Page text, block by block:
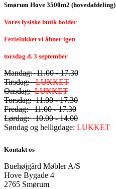
Smørum Hove 3500m2 (hovedafdeling)
Vores fysiske butik holder
Ferielukket vi åbner igen
torsdag d. 3 september
Mandag: 11.00 - 17.30
Tirsdag:LUKKET
Onsdag:LUKKET
Torsdag: 11.00 - 17.30
Fredag: 11.00 - 17.30
Lørdag: 10.00 - 14.00
Søndag og helligdage: LUKKET
Kontakt os
Buehøjgård Møbler A/S
Hove Bygade 4
2765 Smørum